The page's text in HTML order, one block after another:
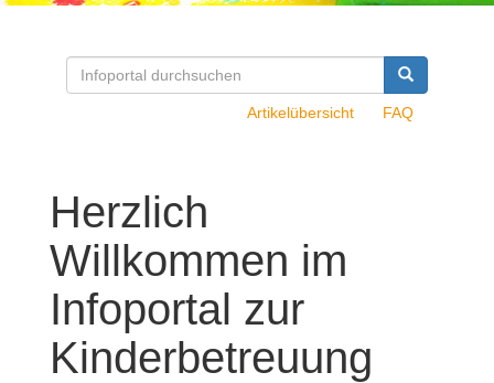
FAQ
Artikelübersicht
Herzlich
Willkommen im
Infoportal zur
Kinderbetreuung